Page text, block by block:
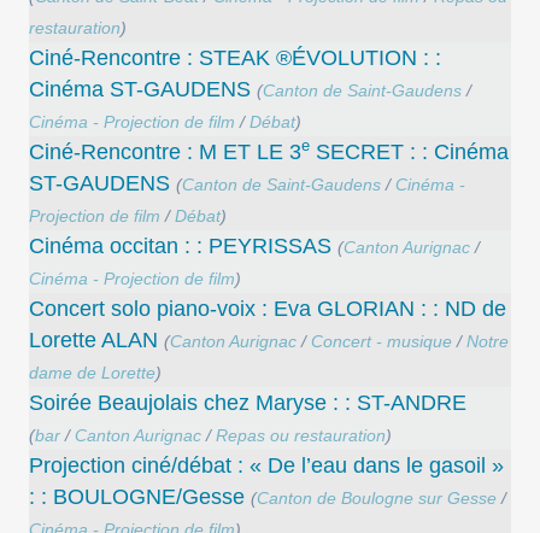
restauration)
Ciné-Rencontre : STEAK ®ÉVOLUTION : :
Cinéma ST-GAUDENS (Canton de Saint-Gaudens /
Cinéma - Projection de film /Débat)
Ciné-Rencontre : M ET LE 3e SECRET : : Cinéma
ST-GAUDENS (Canton de Saint-Gaudens / Cinéma -
Projection de film /Débat)
Cinéma occitan : : PEYRISSAS (Canton Aurignac /
Cinéma - Projection de film)
Concert solo piano-voix : Eva GLORIAN : : ND de
Lorette ALAN (Canton Aurignac / Concert - musique /Notre
dame de Lorette)
Soirée Beaujolais chez Maryse : : ST-ANDRE
(bar / Canton Aurignac /Repas ou restauration)
Projection ciné/débat : « De l’eau dans le gasoil »
: : BOULOGNE/Gesse (Canton de Boulogne sur Gesse /
Cinéma - Projection de film)